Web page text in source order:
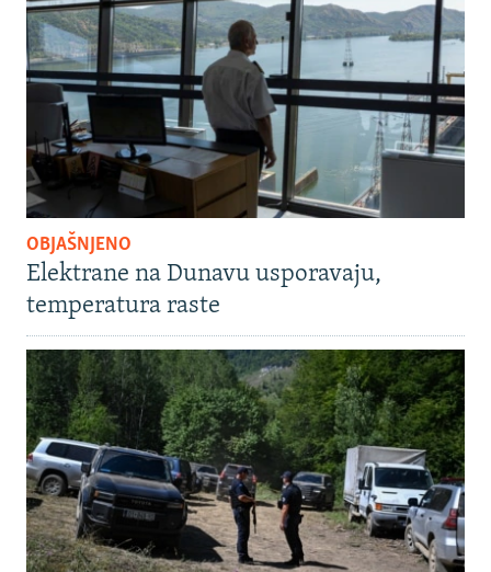
OBJAŠNJENO
Elektrane na Dunavu usporavaju,
temperatura raste